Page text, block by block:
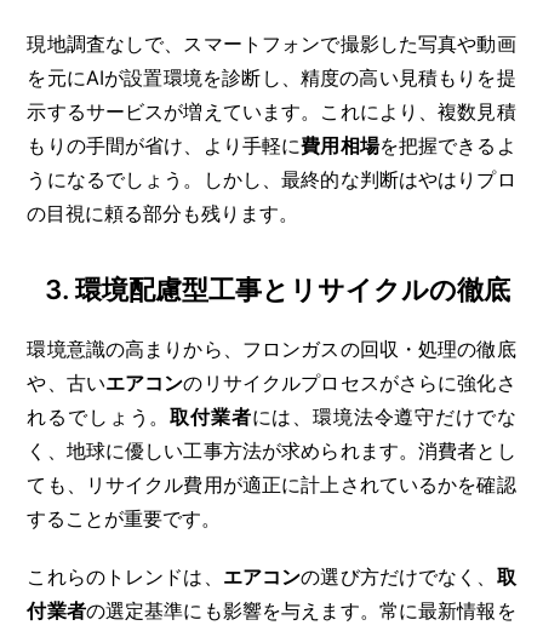
現地調査なしで、スマートフォンで撮影した写真や動画
を元にAIが設置環境を診断し、精度の高い見積もりを提
示するサービスが増えています。これにより、複数見積
もりの手間が省け、より手軽に費用相場を把握できるよ
うになるでしょう。しかし、最終的な判断はやはりプロ
の目視に頼る部分も残ります。
3. 環境配慮型工事とリサイクルの徹底
環境意識の高まりから、フロンガスの回収・処理の徹底
や、古いエアコンのリサイクルプロセスがさらに強化さ
れるでしょう。取付業者には、環境法令遵守だけでな
く、地球に優しい工事方法が求められます。消費者とし
ても、リサイクル費用が適正に計上されているかを確認
することが重要です。
これらのトレンドは、 エアコンの選び方だけでなく、 取
付業者の選定基準にも影響を与えます。常に最新情報を